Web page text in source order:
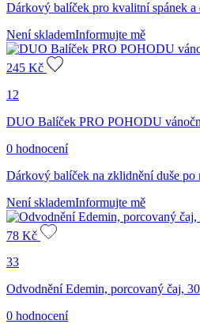
Dárkový balíček pro kvalitní spánek a
Není sklademInformujte mě
245 Kč
12
DUO Balíček PRO POHODU
0 hodnocení
Dárkový balíček na zklidnění duše po
Není sklademInformujte mě
78 Kč
33
Odvodnění Edemin, porcovaný čaj,
0 hodnocení